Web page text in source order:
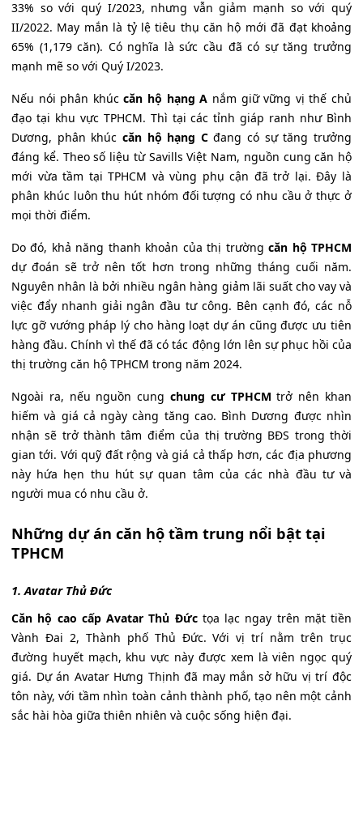
33% so với quý I/2023, nhưng vẫn giảm mạnh so với quý
II/2022. May mắn là tỷ lệ tiêu thụ căn hộ mới đã đạt khoảng
65% (1,179 căn). Có nghĩa là sức cầu đã có sự tăng trưởng
mạnh mẽ so với Quý I/2023.
Nếu nói phân khúccăn hộ hạng A nắm giữ vững vị thế chủ
đạo tại khu vực TPHCM. Thì tại các tỉnh giáp ranh như Bình
Dương, phân khúc căn hộ hạng Cđang có sự tăng trưởng
đáng kể. Theo số liệu từ Savills Việt Nam, nguồn cung căn hộ
mới vừa tầm tại TPHCM và vùng phụ cận đã trở lại. Đây là
phân khúc luôn thu hút nhóm đối tượng có nhu cầu ở thực ở
mọi thời điểm.
Do đó, khả năng thanh khoản của thị trườngcăn hộ TPHCM
dự đoán sẽ trở nên tốt hơn trong những tháng cuối năm.
Nguyên nhân là bởi nhiều ngân hàng giảm lãi suất cho vay và
việc đẩy nhanh giải ngân đầu tư công. Bên cạnh đó, các nỗ
lực gỡ vướng pháp lý cho hàng loạt dự án cũng được ưu tiên
hàng đầu. Chính vì thế đã có tác động lớn lên sự phục hồi của
thị trường căn hộ TPHCM trong năm 2024.
Ngoài ra, nếu nguồn cung chung cư TPHCM trở nên khan
hiếm và giá cả ngày càng tăng cao. Bình Dương được nhìn
nhận sẽ trở thành tâm điểm của thị trường BĐS trong thời
gian tới. Với quỹ đất rộng và giá cả thấp hơn, các địa phương
này hứa hẹn thu hút sự quan tâm của các nhà đầu tư và
người mua có nhu cầu ở.
Những dự án căn hộ tầm trung nổi bật tại
TPHCM
1. Avatar Thủ Đức
Căn hộ cao cấp Avatar Thủ Đứctọa lạc ngay trên mặt tiền
Vành Đai 2, Thành phố Thủ Đức. Với vị trí nằm trên trục
đường huyết mạch, khu vực này được xem là viên ngọc quý
giá. Dự án Avatar Hưng Thịnh đã may mắn sở hữu vị trí độc
tôn này, với tầm nhìn toàn cảnh thành phố, tạo nên một cảnh
sắc hài hòa giữa thiên nhiên và cuộc sống hiện đại.